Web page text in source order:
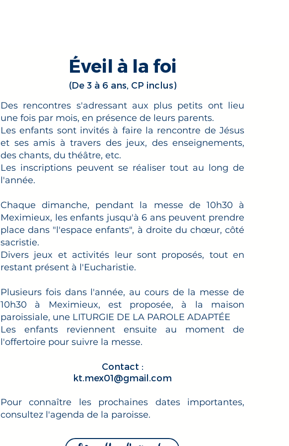
Éveil à la foi
(De 3 à 6 ans, CP inclus)
Des rencontres s'adressant aux plus petits ont lieu
une fois par mois, en présence de leurs parents.
Les enfants sont invités à faire la rencontre de Jésus
et ses amis à travers des jeux, des enseignements,
des chants, du théâtre, etc.
Les inscriptions peuvent se réaliser tout au long de
l'année.
Chaque dimanche, pendant la messe de 10h30 à
Meximieux, les enfants jusqu'à 6 ans peuvent prendre
place dans "l'espace enfants", à droite du chœur, côté
sacristie.
Divers jeux et activités leur sont proposés, tout en
restant présent à l'Eucharistie.
Plusieurs fois dans l'année, au cours de la messe de
10h30 à Meximieux, est proposée, à la maison
paroissiale, une LITURGIE DE LA PAROLE ADAPTÉE
Les enfants reviennent ensuite au moment de
l'offertoire pour suivre la messe.
Contact :
kt.mex01@gmail.com
Pour connaître les prochaines dates importantes,
consultez l'agenda de la paroisse.